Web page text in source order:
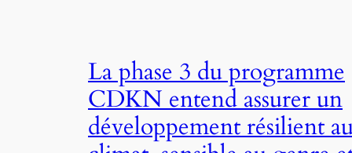
La phase 3 du programme
CDKN entend assurer un
développement résilient